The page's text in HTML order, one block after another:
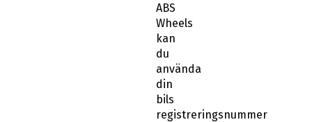
ABS
Wheels
kan
du
använda
din
bils
registreringsnummer